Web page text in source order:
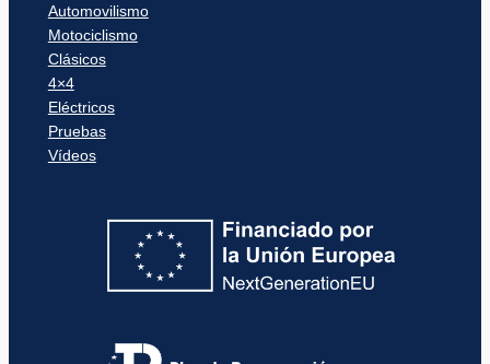
Automovilismo
Motociclismo
Clásicos
4×4
Eléctricos
Pruebas
Vídeos